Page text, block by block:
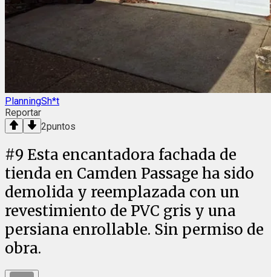
PlanningSh*t
Reportar
2puntos
#9 Esta encantadora fachada de
tienda en Camden Passage ha sido
demolida y reemplazada con un
revestimiento de PVC gris y una
persiana enrollable. Sin permiso de
obra.